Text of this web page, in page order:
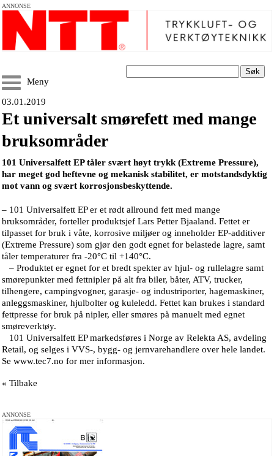
ANNONSE
Søk
Meny
03.01.2019
Et universalt smørefett med mange
bruksområder
101 Universalfett EP tåler svært høyt trykk (Extreme Pressure),
har meget god heftevne og mekanisk stabilitet, er motstandsdyktig
mot vann og svært korrosjonsbeskyttende.
– 101 Universalfett EP er et rødt allround fett med mange
bruksområder, forteller produktsjef Lars Petter Bjaaland. Fettet er
tilpasset for bruk i våte, korrosive miljøer og inneholder EP-additiver
(Extreme Pressure) som gjør den godt egnet for belastede lagre, samt
tåler temperaturer fra -20°C til +140°C.
– Produktet er egnet for et bredt spekter av hjul- og rullelagre samt
smørepunkter med fettnipler på alt fra biler, båter, ATV, trucker,
tilhengere, campingvogner, garasje- og industriporter, hagemaskiner,
anleggsmaskiner, hjulbolter og kuleledd. Fettet kan brukes i standard
fettpresse for bruk på nipler, eller smøres på manuelt med egnet
smøreverktøy.
101 Universalfett EP markedsføres i Norge av Relekta AS, avdeling
Retail, og selges i VVS-, bygg- og jernvarehandlere over hele landet.
Se www.tec7.no for mer informasjon.
« Tilbake
ANNONSE